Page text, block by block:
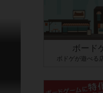
ボード
ボドゲが遊べる